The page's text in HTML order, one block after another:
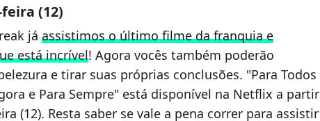
(12)
já assistimos o último filme da franquia e
está incrível! Agora vocês também poderão
e tirar suas próprias conclusões. "Para Todos
e Para Sempre" está disponível na Netflix a partir
(12). Resta saber se vale a pena correr para assistir